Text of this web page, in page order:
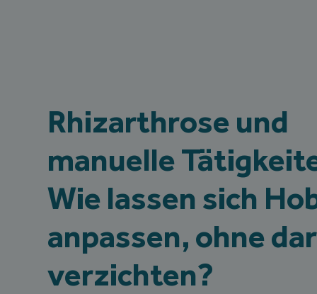
Rhizarthrose und
manuelle
Wie lassen sich
anpassen, ohne
verzichten?